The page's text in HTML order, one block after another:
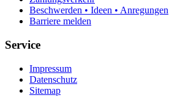
Beschwerden • Ideen • Anregungen
Barriere melden
Service
Impressum
Datenschutz
Sitemap